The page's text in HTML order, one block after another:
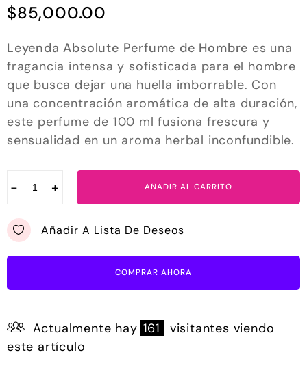
l
o
a
d
o
n
0
e
5
$85,000.00
Leyenda Absolute Perfume de Hombre es una
fragancia intensa y sofisticada para el hombre
que busca dejar una huella imborrable. Con
una concentración aromática de alta duración,
este perfume de 100 ml fusiona frescura y
sensualidad en un aroma herbal inconfundible.
− + AÑADIR AL CARRITO
Añadir A Lista De Deseos
COMPRAR AHORA
Actualmente hay 161
visitantes viendo
este artículo